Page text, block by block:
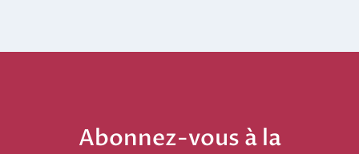
Abonnez-vous à la